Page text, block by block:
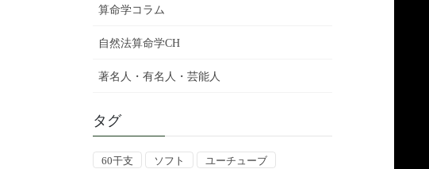
算命学コラム
自然法算命学CH
著名人・有名人・芸能人
タグ
60干支 ソフト ユーチューブ